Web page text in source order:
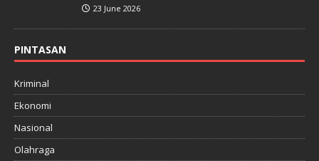
23 June 2026
PINTASAN
Kriminal
Ekonomi
Nasional
Olahraga